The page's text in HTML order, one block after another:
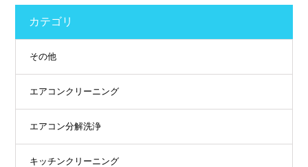
カテゴリ
その他
エアコンクリーニング
エアコン分解洗浄
キッチンクリーニング